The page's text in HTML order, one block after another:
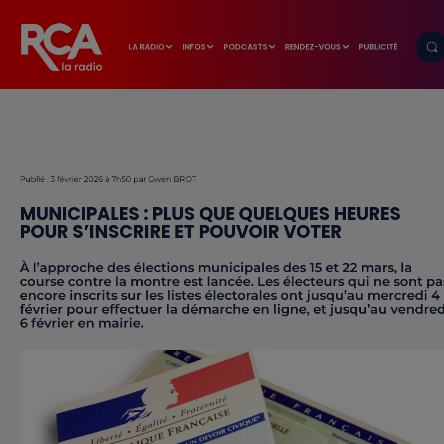
LA RADIO INFOS PODCASTS RENDEZ-VOUS PUBLICITÉ
Publié : 3 février 2026 à 7h50 par Gwen BROT
MUNICIPALES : PLUS QUE QUELQUES HEURES
POUR S’INSCRIRE ET POUVOIR VOTER
À l’approche des élections municipales des 15 et 22 mars, la
course contre la montre est lancée. Les électeurs qui ne sont
encore inscrits sur les listes électorales ont jusqu’au mercredi 4
février pour effectuer la démarche en ligne, et jusqu’au
6 février en mairie.